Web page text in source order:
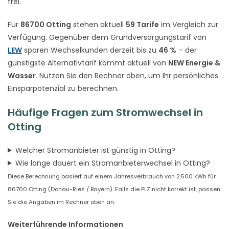
Für 86700 Otting stehen aktuell 59 Tarife im Vergleich zur
Verfügung. Gegenüber dem Grundversorgungstarif von
LEW sparen Wechselkunden derzeit bis zu 46 % – der
günstigste Alternativtarif kommt aktuell von NEW Energie &
Wasser. Nutzen Sie den Rechner oben, um Ihr persönliches
Einsparpotenzial zu berechnen.
Häufige Fragen zum Stromwechsel in
Otting
Welcher Stromanbieter ist günstig in Otting?
Wie lange dauert ein Stromanbieterwechsel in Otting?
Diese Berechnung basiert auf einem Jahresverbrauch von 2.500 kWh für
86700 Otting (Donau-Ries / Bayern). Falls die PLZ nicht korrekt ist, passen
Sie die Angaben im Rechner oben an.
Weiterführende Informationen